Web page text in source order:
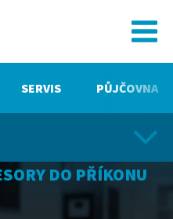
SERVIS PŮJČOVNA
DO PŘÍKONU